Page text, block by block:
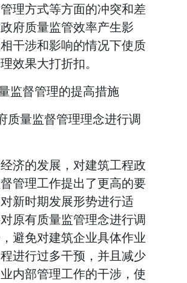
理方式等方面的冲突和差
府质量监管效率产生影
干涉和影响的情况下使质
效果大打折扣。
监督管理的提高措施
质量监督管理理念进行调
济的发展，对建筑工程政
管理工作提出了更高的要
新时期发展形势进行适
原有质量监管理念进行调
避免对建筑企业具体作业
进行过多干预，并且减少
内部管理工作的干涉，使